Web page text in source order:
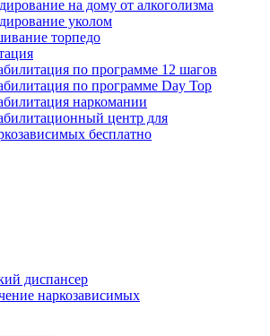
на дому от алкоголизма
уколом
торпедо
по программе 12 шагов
по программе Day Top
наркомании
центр для
бесплатно
диспансер
наркозависимых